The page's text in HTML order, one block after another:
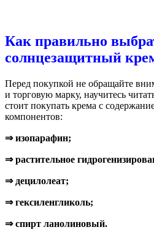
Как правильно
солнцезащитный
Перед покупкой не обращайте
и торговую марку, научитесь
стоит покупать крема с
компонентов:
⇒ изопарафин;
⇒ растительное
⇒ децилолеат;
⇒ гексиленгликоль;
⇒ спирт ланолиновый.